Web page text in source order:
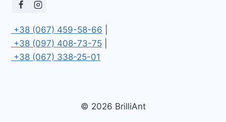
+38 (067) 459-58-66
+38 (097) 408-73-75
+38 (067) 338-25-01
© 2026 BrilliAnt